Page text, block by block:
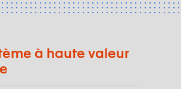
à haute valeur